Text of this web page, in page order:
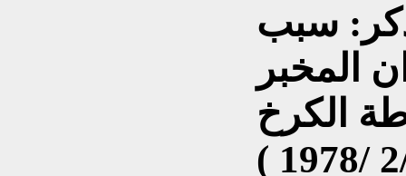
سبب
المخبر
الكرخ